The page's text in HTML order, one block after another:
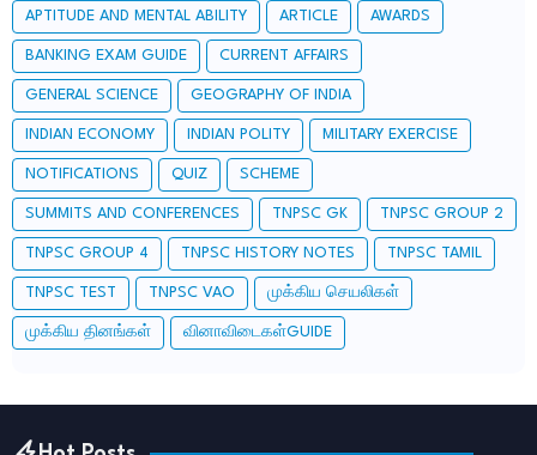
APTITUDE AND MENTAL ABILITY ARTICLE AWARDS
BANKING EXAM GUIDE CURRENT AFFAIRS
GENERAL SCIENCE GEOGRAPHY OF INDIA
INDIAN ECONOMY INDIAN POLITY MILITARY EXERCISE
NOTIFICATIONS QUIZ SCHEME
SUMMITS AND CONFERENCES TNPSC GK TNPSC GROUP 2
TNPSC GROUP 4 TNPSC HISTORY NOTES TNPSC TAMIL
TNPSC TEST TNPSC VAO முக்கிய செயலிகள்
முக்கிய தினங்கள் வினாவிடைகள்GUIDE